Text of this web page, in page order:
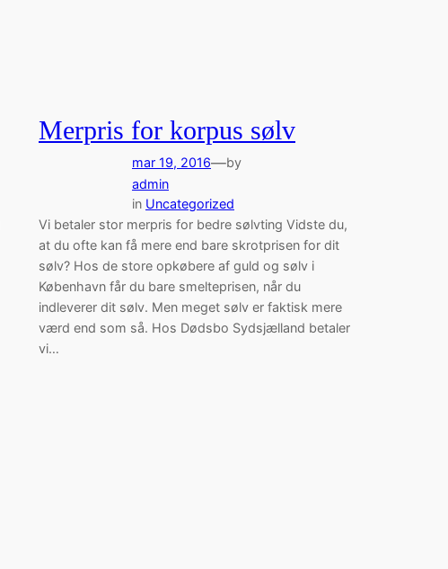
Merpris for korpus sølv
mar 19, 2016—by
admin
in Uncategorized
Vi betaler stor merpris for bedre sølvting Vidste du,
at du ofte kan få mere end bare skrotprisen for dit
sølv? Hos de store opkøbere af guld og sølv i
København får du bare smelteprisen, når du
indleverer dit sølv. Men meget sølv er faktisk mere
værd end som så. Hos Dødsbo Sydsjælland betaler
vi…